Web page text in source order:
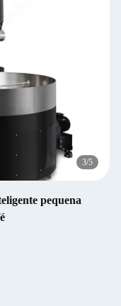
3/5
pequena